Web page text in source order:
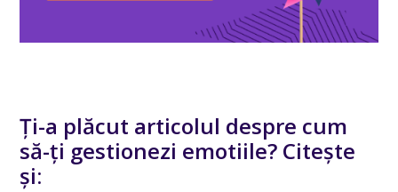
Ți-a plăcut articolul despre cum
să-ți gestionezi emotiile? Citește
și: